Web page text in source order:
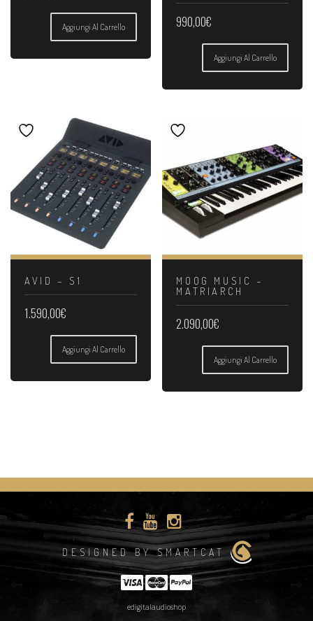
Aggiungi Al Carrello 990,00€
Aggiungi Al Carrello
AVID – S1
1.590,00€
Aggiungi Al Carrello
MOOG MUSIC –
MATRIARCH
2.090,00€
Aggiungi Al Carrello
DESIGNED BY SMARTCAT
edigitalaudioshop